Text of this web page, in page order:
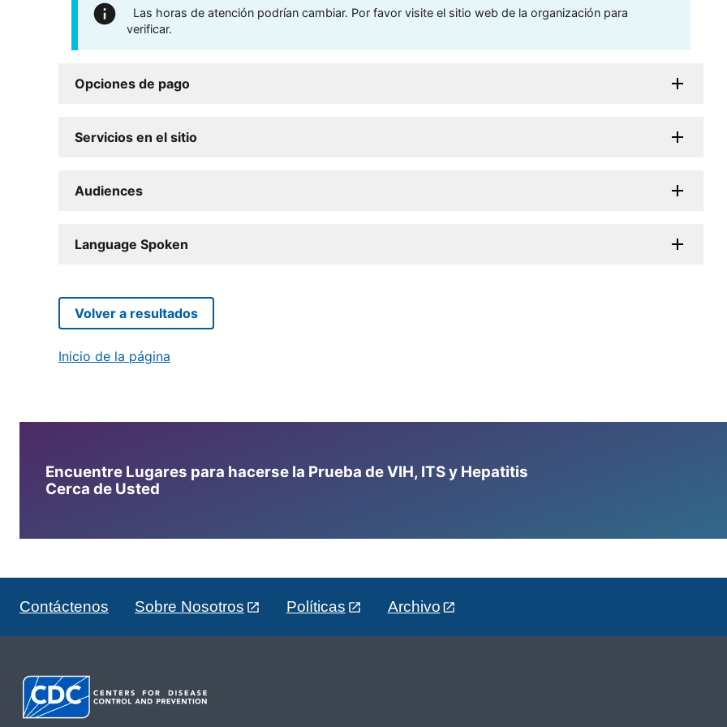
Las horas de atención podrían cambiar. Por favor visite el sitio web de la organización para
verificar.
Opciones de pago
Servicios en el sitio
Audiences
Language Spoken
Volver a resultados
Inicio de la página
Encuentre Lugares para hacerse la Prueba de VIH, ITS y Hepatitis
Cerca de Usted
Contáctenos Sobre Nosotros Políticas Archivo